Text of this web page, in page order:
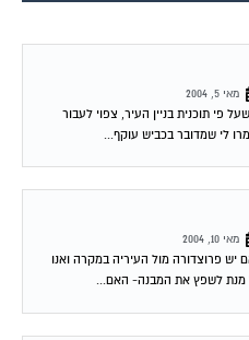
מאי 5, 2004
פי תוכנית בניין העיר, צפוי לעבור
לי שמדובר בכביש עוקף...
מאי 10, 2004
פרוצדורה מול העיריה במקרה ואנו
מנת לשפץ את המבנה- האם...